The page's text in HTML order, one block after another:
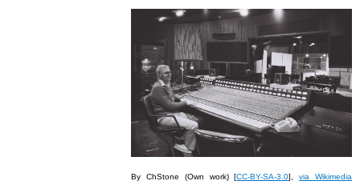
By ChStone (Own work) [CC-BY-SA-3.0],via Wikimedia